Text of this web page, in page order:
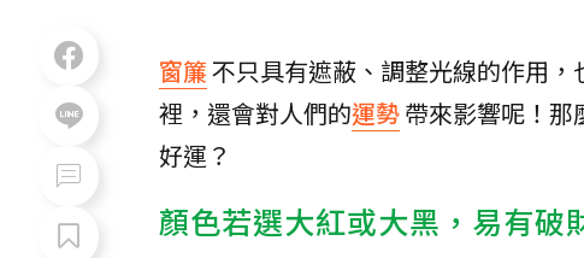
窗簾不只具有遮蔽、調整光線的作用
裡，還會對人們的運勢帶來影響呢！
好運？
顏色若選大紅或大黑，易有破